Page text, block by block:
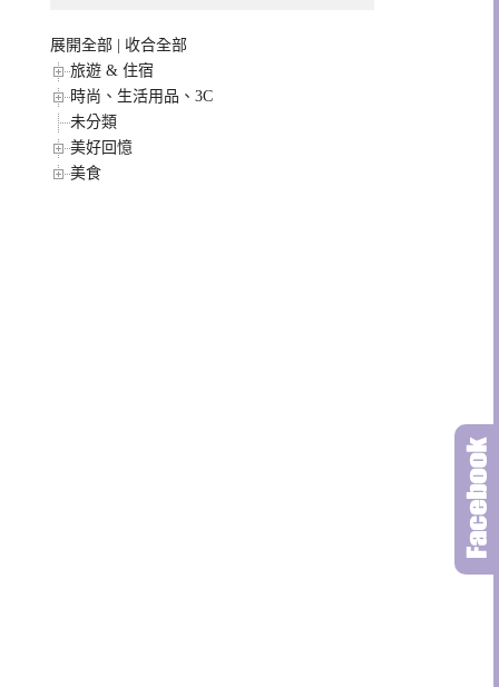
展開全部
收合全部
旅遊 & 住宿
時尚、生活用品、3C
未分類
美好回憶
美食